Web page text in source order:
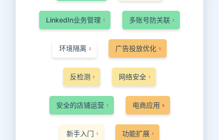
LinkedIn业务管理 1 多账号防关联 1
环境隔离 2 广告投放优化 5
反检测 1 网络安全 1
安全的店铺运营 1 电商应用 6
新手入门 1 功能扩展 1